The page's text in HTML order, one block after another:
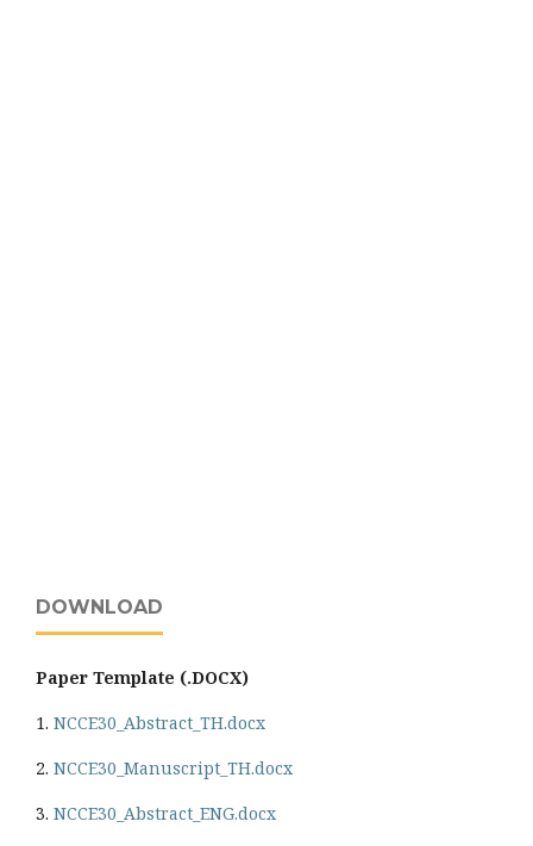
DOWNLOAD
Paper Template (.DOCX)
1. NCCE30_Abstract_TH.docx
2. NCCE30_Manuscript_TH.docx
3. NCCE30_Abstract_ENG.docx